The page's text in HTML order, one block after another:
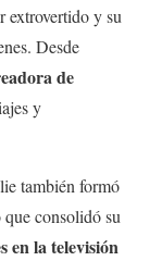
extrovertido y su
Desde
de
y
también formó
que consolidó su
en la televisión